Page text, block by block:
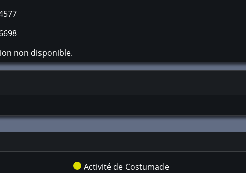
non disponible.
Activité de Costumade